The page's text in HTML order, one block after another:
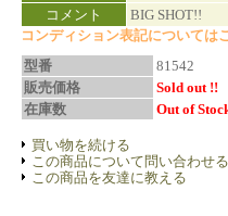
コメント
BIG SHOT!!
コンディション表記については
型番
81542
販売価格
Sold out !!
在庫数
Out of
買い物を続ける
この商品について問い合わせる
この商品を友達に教える